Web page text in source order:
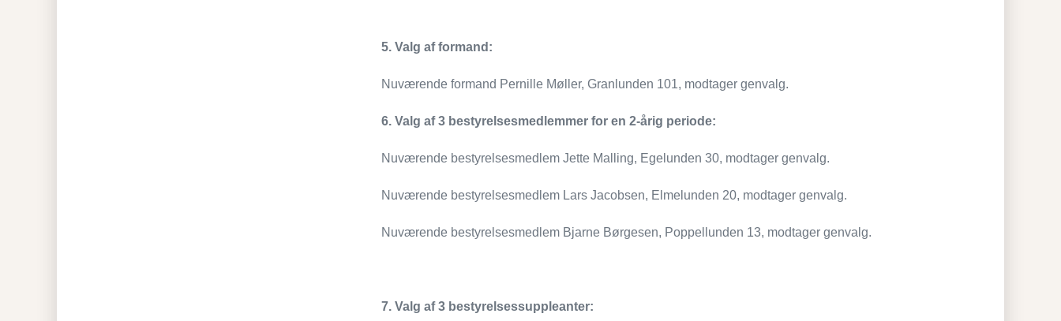
5.Valg af formand:
Nuværende formand Pernille Møller, Granlunden 101, modtager genvalg.
6.Valg af 3 bestyrelsesmedlemmer for en 2-årig periode:
Nuværende bestyrelsesmedlem Jette Malling, Egelunden 30, modtager genvalg.
Nuværende bestyrelsesmedlem Lars Jacobsen, Elmelunden 20, modtager genvalg.
Nuværende bestyrelsesmedlem Bjarne Børgesen, Poppellunden 13, modtager genvalg.
7.Valg af 3 bestyrelsessuppleanter: